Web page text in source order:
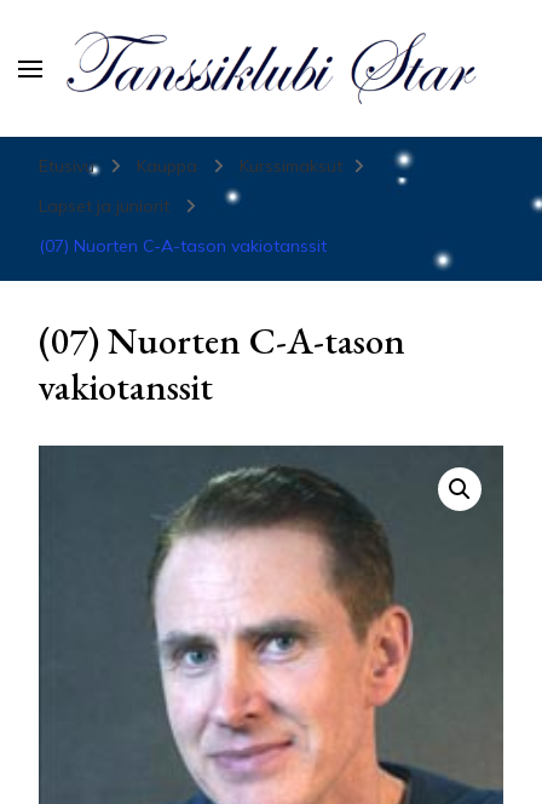
Tanssiurheiluseura Star
Etusivu Kauppa
Kurssimaksut
Lapset ja juniorit
(07) Nuorten C-A-tason vakiotanssit
(07) Nuorten C-A-tason
vakiotanssit